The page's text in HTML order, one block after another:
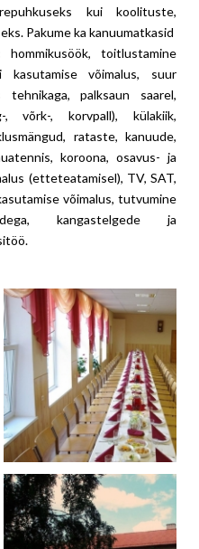
kui koolituste,
Pakume ka kanuumatkasid
hommikusöök, toitlustamine
kasutamise võimalus, suur
tehnikaga, palksaun saarel,
, võrk-, korvpall), külakiik,
rataste, kanuude,
koroona, osavus- ja
(etteteatamisel), TV, SAT,
võimalus, tutvumine
kangastelgede ja